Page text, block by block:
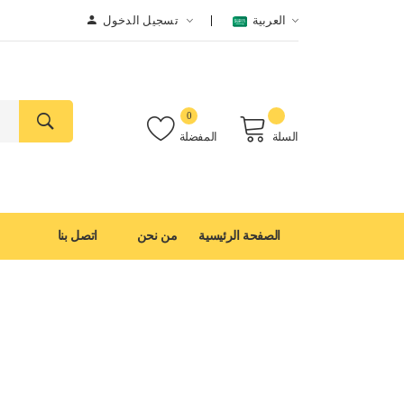
تسجيل الدخول العربية
المفضلة
0
السلة
الصفحة الرئيسية من نحن اتصل بنا